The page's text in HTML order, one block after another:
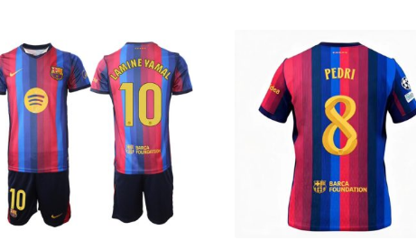
Možnosti
lahko
izberete
strani
izdelka
na